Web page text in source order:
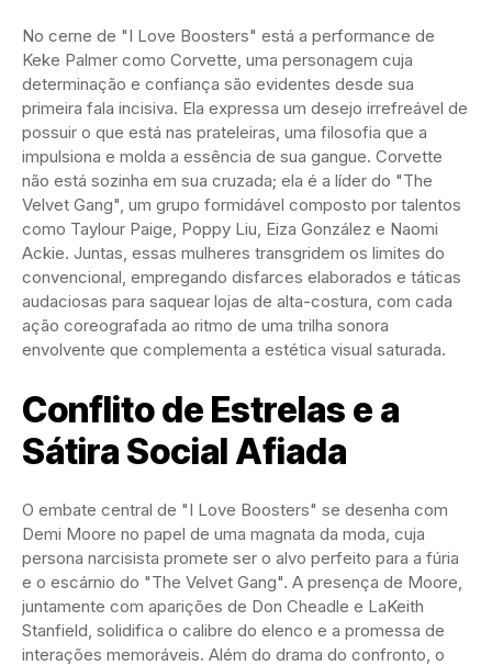
No cerne de "I Love Boosters" está a performance de
Keke Palmer como Corvette, uma personagem cuja
determinação e confiança são evidentes desde sua
primeira fala incisiva. Ela expressa um desejo irrefreável de
possuir o que está nas prateleiras, uma filosofia que a
impulsiona e molda a essência de sua gangue. Corvette
não está sozinha em sua cruzada; ela é a líder do "The
Velvet Gang", um grupo formidável composto por talentos
como Taylour Paige, Poppy Liu, Eiza González e Naomi
Ackie. Juntas, essas mulheres transgridem os limites do
convencional, empregando disfarces elaborados e táticas
audaciosas para saquear lojas de alta-costura, com cada
ação coreografada ao ritmo de uma trilha sonora
envolvente que complementa a estética visual saturada.
Conflito de Estrelas e a
Sátira Social Afiada
O embate central de "I Love Boosters" se desenha com
Demi Moore no papel de uma magnata da moda, cuja
persona narcisista promete ser o alvo perfeito para a fúria
e o escárnio do "The Velvet Gang". A presença de Moore,
juntamente com aparições de Don Cheadle e LaKeith
Stanfield, solidifica o calibre do elenco e a promessa de
interações memoráveis. Além do drama do confronto, o